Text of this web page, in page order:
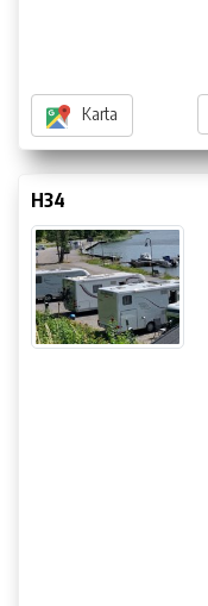
Karta
H34